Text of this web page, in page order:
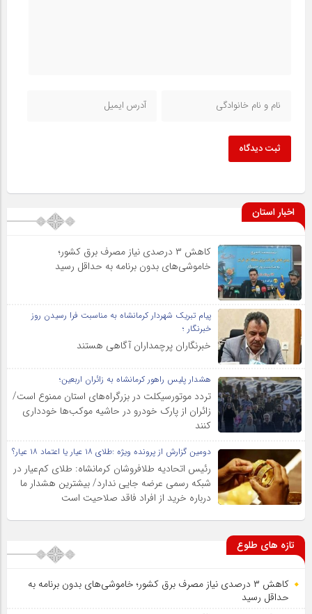
ثبت دیدگاه
اخبار استان
کاهش ۳ درصدی نیاز مصرف برق کشور؛
خاموشی‌های بدون برنامه به حداقل رسید
پیام تبریک شهردار کرمانشاه به مناسبت فرا رسیدن روز
خبرنگار ؛
خبرنگاران پرچمداران آگاهی هستند
هشدار پلیس راهور کرمانشاه به زائران اربعین؛
تردد موتورسیکلت در بزرگراه‌های استان ممنوع است/
زائران از پارک خودرو در حاشیه موکب‌ها خودداری
کنند
دومین گزارش از پرونده ویژه :طلای ۱۸ عیار یا اعتماد ۱۸ عیار؟
رئیس اتحادیه طلافروشان کرمانشاه: طلای کم‌عیار در
شبکه رسمی عرضه جایی ندارد/ بیشترین هشدار ما
درباره خرید از افراد فاقد صلاحیت است
تازه های طلوع
کاهش ۳ درصدی نیاز مصرف برق کشور؛ خاموشی‌های بدون برنامه به
حداقل رسید